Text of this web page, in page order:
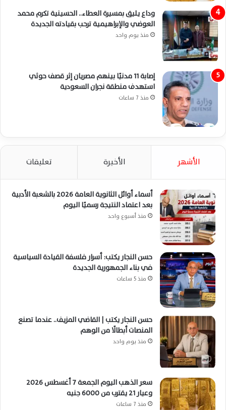
وداع يليق بمسيرة العطاء.. الحسينية تكرم محمد
العوضي والإبراهيمية ترحب بقيادته الجديدة
منذ يوم واحد
إصابة 11 مدنيًا بينهم مصريان إثر قصف حوثي
استهدف منطقة نجران السعودية
منذ 7 ساعات
الأشهر الأخيرة تعليقات
أسماء أوائل الثانوية العامة 2026 بالشعبة الأدبية
بعد اعتماد النتيجة رسميًا اليوم
منذ أسبوع واحد
حسن النجار يكتب: أسرار فلسفة القيادة السياسية
في بناء الجمهورية الجديدة
منذ 5 ساعات
حسن النجار يكتب | القاضي المزيف.. عندما تصنع
المنصات أبطالًا من الوهم
منذ يوم واحد
سعر الذهب اليوم الجمعة 7 أغسطس 2026
وعيار 21 يقترب من 6000 جنيه
منذ 7 ساعات